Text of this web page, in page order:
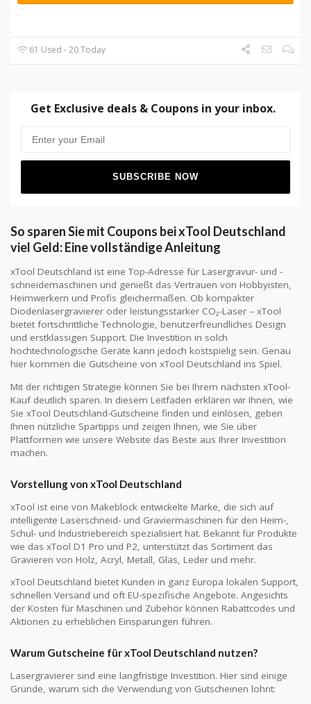
61 Used - 20 Today
Get Exclusive deals & Coupons in your inbox.
So sparen Sie mit Coupons bei xTool Deutschland
viel Geld: Eine vollständige Anleitung
xTool Deutschland ist eine Top-Adresse für Lasergravur- und -
schneidemaschinen und genießt das Vertrauen von Hobbyisten,
Heimwerkern und Profis gleichermaßen. Ob kompakter
Diodenlasergravierer oder leistungsstarker CO₂-Laser – xTool
bietet fortschrittliche Technologie, benutzerfreundliches Design
und erstklassigen Support. Die Investition in solch
hochtechnologische Geräte kann jedoch kostspielig sein. Genau
hier kommen die Gutscheine von xTool Deutschland ins Spiel.
Mit der richtigen Strategie können Sie bei Ihrem nächsten xTool-
Kauf deutlich sparen. In diesem Leitfaden erklären wir Ihnen, wie
Sie xTool Deutschland-Gutscheine finden und einlösen, geben
Ihnen nützliche Spartipps und zeigen Ihnen, wie Sie über
Plattformen wie unsere Website das Beste aus Ihrer Investition
machen.
Vorstellung von xTool Deutschland
xTool ist eine von Makeblock entwickelte Marke, die sich auf
intelligente Laserschneid- und Graviermaschinen für den Heim-,
Schul- und Industriebereich spezialisiert hat. Bekannt für Produkte
wie das xTool D1 Pro und P2, unterstützt das Sortiment das
Gravieren von Holz, Acryl, Metall, Glas, Leder und mehr.
xTool Deutschland bietet Kunden in ganz Europa lokalen Support,
schnellen Versand und oft EU-spezifische Angebote. Angesichts
der Kosten für Maschinen und Zubehör können Rabattcodes und
Aktionen zu erheblichen Einsparungen führen.
Warum Gutscheine für xTool Deutschland nutzen?
Lasergravierer sind eine langfristige Investition. Hier sind einige
Gründe, warum sich die Verwendung von Gutscheinen lohnt: